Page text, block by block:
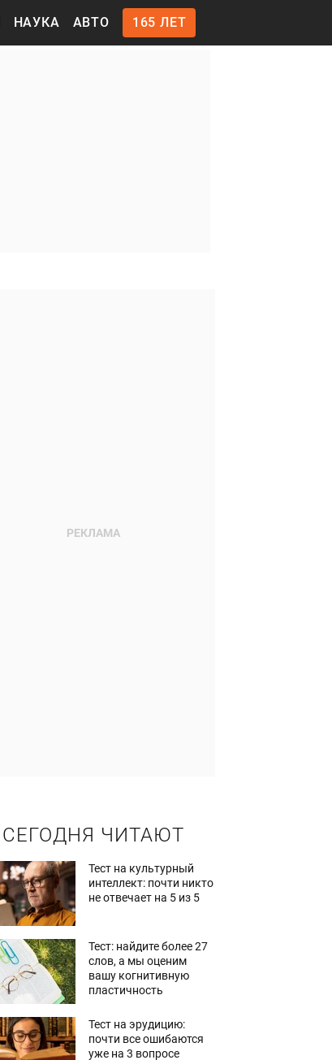
НАУКА АВТО 165 ЛЕТ
СЕГОДНЯ ЧИТАЮТ
Тест на культурный
интеллект: почти никто
не отвечает на 5 из 5
Тест: найдите более 27
слов, а мы оценим
вашу когнитивную
пластичность
Тест на эрудицию:
почти все ошибаются
уже на 3 вопросе